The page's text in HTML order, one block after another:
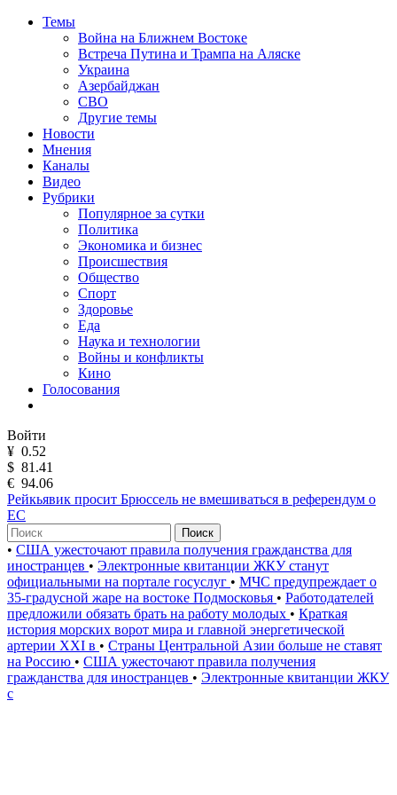
Темы
Война на Ближнем Востоке
Встреча Путина и Трампа на Аляске
Украина
Азербайджан
СВО
Другие темы
Новости
Мнения
Каналы
Видео
Рубрики
Популярное за сутки
Политика
Экономика и бизнес
Происшествия
Общество
Спорт
Здоровье
Еда
Наука и технологии
Войны и конфликты
Кино
Голосования
Войти
¥ 0.52
$ 81.41
€ 94.06
Рейкьявик просит Брюссель не вмешиваться в референдум о
ЕС
Поиск
• США ужесточают правила получения гражданства для
иностранцев • Электронные квитанции ЖКУ станут
официальными на портале госуслуг • МЧС предупреждает о
35-градусной жаре на востоке Подмосковья • Работодателей
предложили обязать брать на работу молодых • Краткая
история морских ворот мира и главной энергетической
артерии XXI в • Страны Центральной Азии больше не ставят
на Россию • США ужесточают правила получения
гражданства для иностранцев • Электронные квитанции ЖКУ
с